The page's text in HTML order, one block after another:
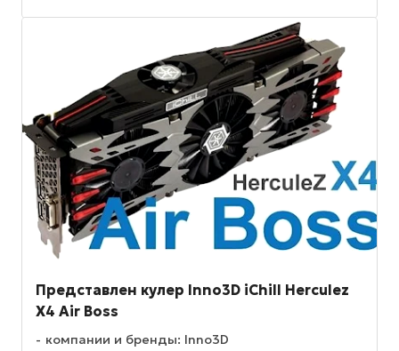
Представлен кулер Inno3D iChill Herculez
X4 Air Boss
компании и бренды: Inno3D